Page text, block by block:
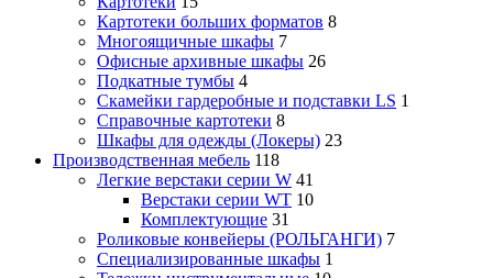
Картотеки больших форматов 8
Многоящичные шкафы 7
Офисные архивные шкафы 26
Подкатные тумбы 4
Скамейки гардеробные и подставки LS 1
Справочные картотеки 8
Шкафы для одежды (Локеры) 23
Производственная мебель 118
Легкие верстаки серии W 41
Верстаки серии WT 10
Комплектующие 31
Роликовые конвейеры (РОЛЬГАНГИ) 7
Специализированные шкафы 1